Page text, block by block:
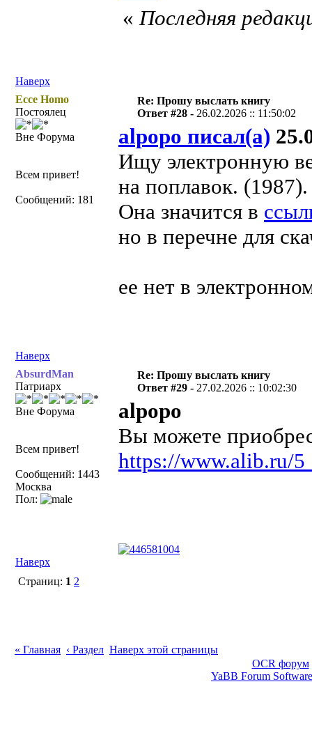
Наверх
«Последняя
Ecce Homo
Постоялец
Вне Форума
Всем привет!
Сообщений: 181
Re: Прошу выслать книгу
Ответ #28 - 26.02.2026 :: 11:50:02
alpopo писал(а)
Ищу электронную
на поплавок. (1987).
Она значится в
но в перечне для
ее нет в
Наверх
AbsurdMan
Патриарх
Вне Форума
Всем привет!
Сообщений: 1443
Москва
Пол:
Re: Прошу выслать книгу
Ответ #29 - 27.02.2026 :: 10:02:30
alpopo
Вы можете
https://www.alib.ru/
Наверх
Страниц: 1 2
« Главная ‹ Раздел Наверх этой страницы
OCR форум
YaBB Forum Software